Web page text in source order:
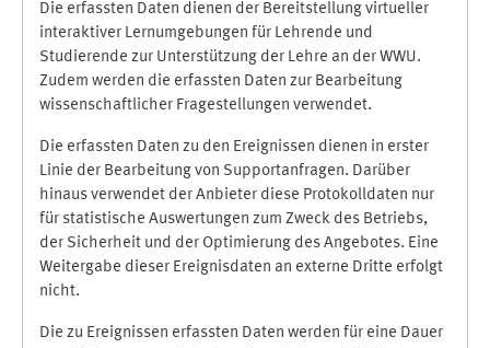
Die erfassten Daten dienen der Bereitstellung virtueller
interaktiver Lernumgebungen für Lehrende und
Studierende zur Unterstützung der Lehre an der WWU.
Zudem werden die erfassten Daten zur Bearbeitung
wissenschaftlicher Fragestellungen verwendet.
Die erfassten Daten zu den Ereignissen dienen in erster
Linie der Bearbeitung von Supportanfragen. Darüber
hinaus verwendet der Anbieter diese Protokolldaten nur
für statistische Auswertungen zum Zweck des Betriebs,
der Sicherheit und der Optimierung des Angebotes. Eine
Weitergabe dieser Ereignisdaten an externe Dritte erfolgt
nicht.
Die zu Ereignissen erfassten Daten werden für eine Dauer